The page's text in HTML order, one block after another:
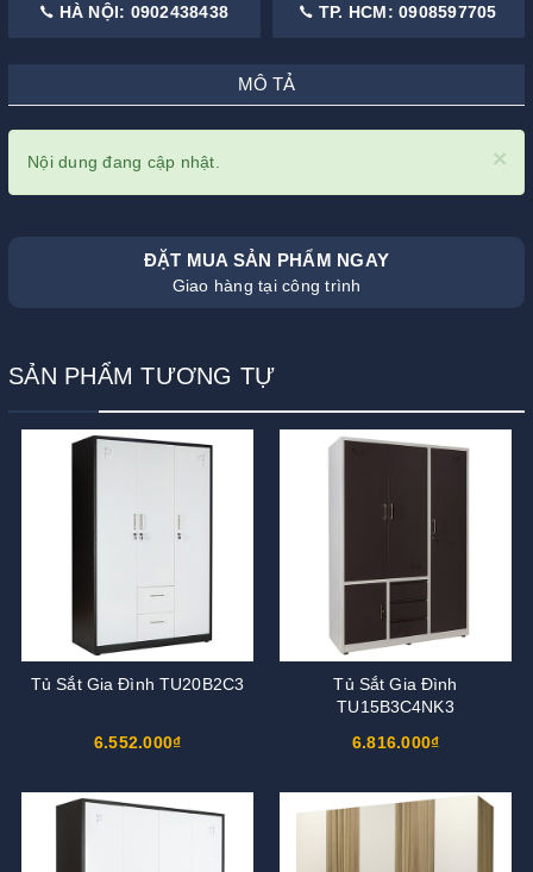
HÀ NỘI: 0902438438 TP. HCM: 0908597705
MÔ TẢ
×
Nội dung đang cập nhật.
ĐẶT MUA SẢN PHẨM NGAY
Giao hàng tại công trình
SẢN PHẨM TƯƠNG TỰ
Tủ Sắt Gia Đình TU20B2C3
6.552.000₫
Tủ Sắt Gia Đình
TU15B3C4NK3
6.816.000₫